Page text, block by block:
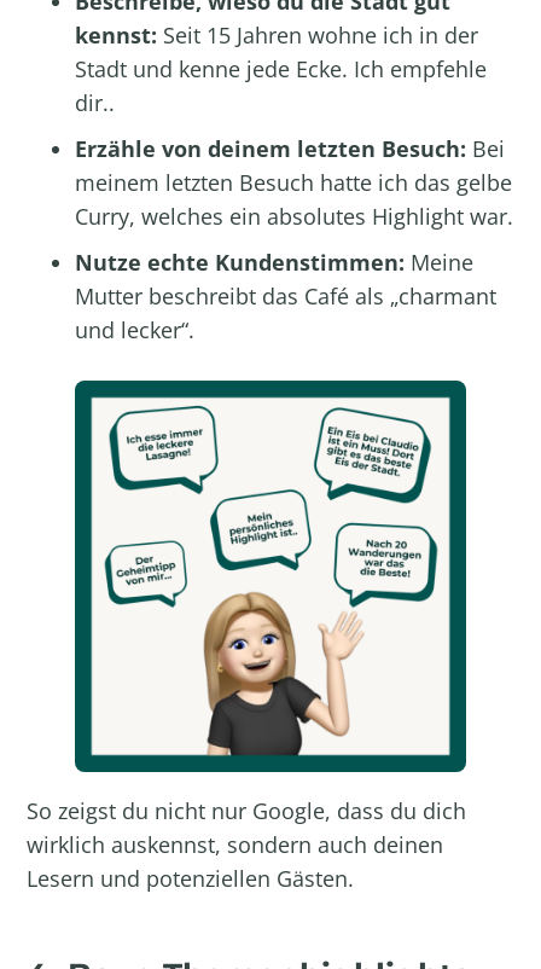
kennst: Seit 15 Jahren wohne ich in der
Stadt und kenne jede Ecke. Ich empfehle
dir..
Erzähle von deinem letzten Besuch: Bei
meinem letzten Besuch hatte ich das gelbe
Curry, welches ein absolutes Highlight war.
Nutze echte Kundenstimmen: Meine
Mutter beschreibt das Café als „charmant
und lecker“.
So zeigst du nicht nur Google, dass du dich
wirklich auskennst, sondern auch deinen
Lesern und potenziellen Gästen.